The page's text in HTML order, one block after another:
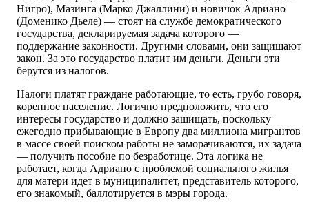
Нигро), Мазинга (Марко Джаллини) и новичок Адриано
(Доменико Дьеле) — стоят на службе демократического
государства, декларируемая задача которого —
поддержание законности. Другими словами, они защищают
закон. За это государство платит им деньги. Деньги эти
берутся из налогов.
Налоги платят граждане работающие, то есть, грубо говоря,
коренное население. Логично предположить, что его
интересы государство и должно защищать, поскольку
ежегодно прибывающие в Европу два миллиона мигрантов
в массе своей поиском работы не заморачиваются, их задача
— получить пособие по безработице. Эта логика не
работает, когда Адриано с проблемой социального жилья
для матери идет в муниципалитет, представитель которого,
его знакомый, баллотируется в мэры города.